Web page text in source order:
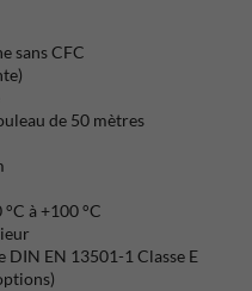
sans CFC
de 50 mètres
à +100 °C
EN 13501-1 Classe E